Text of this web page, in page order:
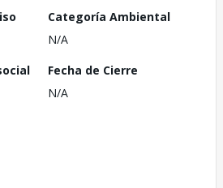
Categoría Ambiental
N/A
Fecha de Cierre
N/A